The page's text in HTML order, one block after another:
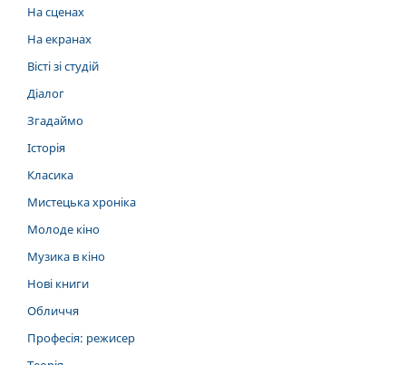
На сценах
На екранах
Вісті зі студій
Діалог
Згадаймо
Історія
Класика
Мистецька хроніка
Молоде кіно
Музика в кіно
Нові книги
Обличчя
Професія: режисер